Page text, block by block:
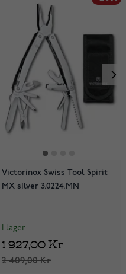
Victorinox Swiss Tool Spirit
MX silver 3.0224.MN
I lager
2 409,00 Kr
1 927,00 Kr